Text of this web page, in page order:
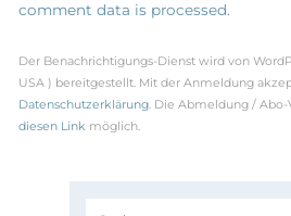
comment data is processed.
Der Benachrichtigungs-Dienst wird von
USA ) bereitgestellt. Mit der Anmeldung
Datenschutzerklärung. Die Abmeldung /
diesen Link möglich.